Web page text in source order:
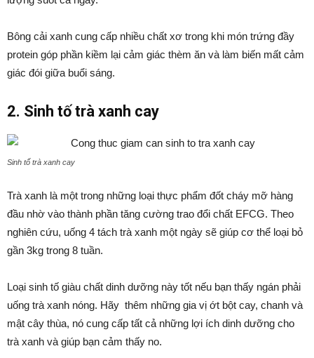
Bông cải xanh cung cấp nhiều chất xơ trong khi món trứng đầy
protein góp phần kiềm lại cảm giác thèm ăn và làm biến mất cảm
giác đói giữa buổi sáng.
2. Sinh tố trà xanh cay
Sinh tố trà xanh cay
Trà xanh là một trong những loại thực phẩm đốt cháy mỡ hàng
đầu nhờ vào thành phần tăng cường trao đổi chất EFCG. Theo
nghiên cứu, uống 4 tách trà xanh một ngày sẽ giúp cơ thể loại bỏ
gần 3kg trong 8 tuần.
Loại sinh tố giàu chất dinh dưỡng này tốt nếu bạn thấy ngán phải
uống trà xanh nóng. Hãy thêm những gia vị ớt bột cay, chanh và
mật cây thùa, nó cung cấp tất cả những lợi ích dinh dưỡng cho
trà xanh và giúp bạn cảm thấy no.